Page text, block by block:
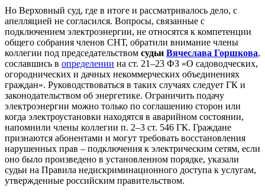
Но Верховный суд, где в итоге и рассматривалось дело, с
апелляцией не согласился. Вопросы, связанные с
подключением электроэнергии, не относятся к компетенции
общего собрания членов СНТ, обратили внимание члены
коллегии под председательством судьи Вячеслава Горшкова,
сославшись в определении на ст. 21–23 ФЗ «О садоводческих,
огороднических и дачных некоммерческих объединениях
граждан». Руководствоваться в таких случаях следует ГК и
законодательством об энергетике. Ограничить подачу
электроэнергии можно только по соглашению сторон или
когда электроустановки находятся в аварийном состоянии,
напомнили члены коллегии п. 2–3 ст. 546 ГК. Граждане
признаются абонентами и могут требовать восстановления
нарушенных прав – подключения к электрическим сетям, если
оно было произведено в установленном порядке, указали
судьи на Правила недискриминационного доступа к услугам,
утвержденные российским правительством.